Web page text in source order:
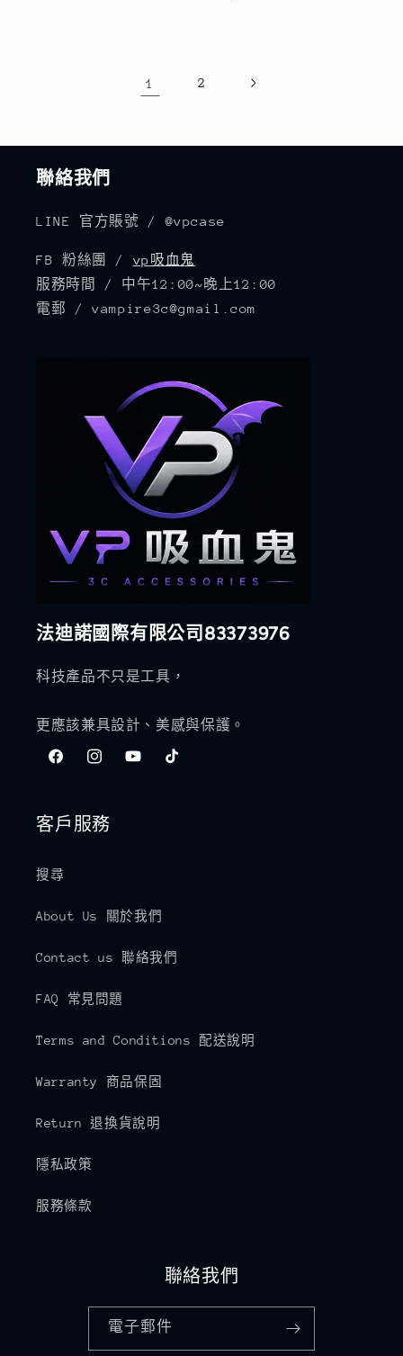
1 2
聯絡我們
LINE 官方賬號 / @vpcase
FB 粉絲團 / vp吸血鬼
服務時間 / 中午12:00~晚上12:00
電郵 / vampire3c@gmail.com
法迪諾國際有限公司83373976
科技產品不只是工具，
更應該兼具設計、美感與保護。
FacebookInstagramYouTubeTikTok
客戶服務
搜尋
About Us 關於我們
Contact us 聯絡我們
FAQ 常見問題
Terms and Conditions 配送說明
Warranty 商品保固
Return 退換貨說明
隱私政策
服務條款
聯絡我們
電子郵件